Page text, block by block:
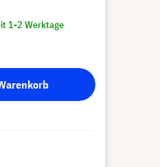
1-2 Werktage